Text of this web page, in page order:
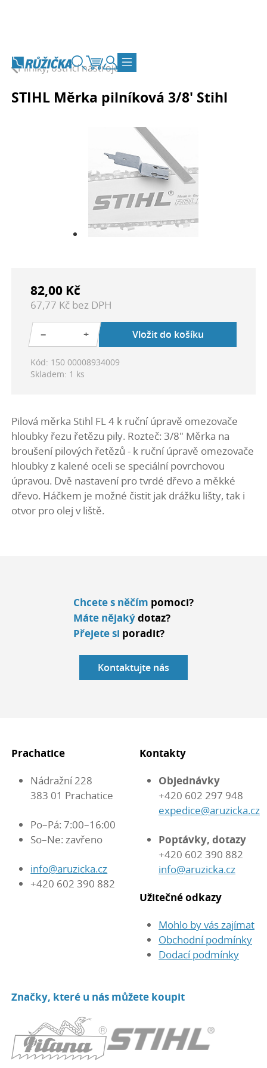
Vyhledávání
KošíkZákaznický účet
Přepnout navigaci
Pilníky, ostřící nástroje
STIHL Měrka pilníková 3/8' Stihl
82,00 Kč
67,77 Kč bez DPH
− + Vložit do košíku
Kód: 150 00008934009
Skladem: 1 ks
Pilová měrka Stihl FL 4 k ruční úpravě omezovače
hloubky řezu řetězu pily. Rozteč: 3/8" Měrka na
broušení pilových řetězů - k ruční úpravě omezovače
hloubky z kalené oceli se speciální povrchovou
úpravou. Dvě nastavení pro tvrdé dřevo a měkké
dřevo. Háčkem je možné čistit jak drážku lišty, tak i
otvor pro olej v liště.
Chcete s něčím pomoci?
Máte nějakýdotaz?
Přejete si poradit?
Kontaktujte nás
Prachatice
Nádražní 228
383 01 Prachatice
Po–Pá: 7:00–16:00
So–Ne: zavřeno
info@aruzicka.cz
+420 602 390 882
Kontakty
Objednávky
+420 602 297 948
expedice@aruzicka.cz
Poptávky, dotazy
+420 602 390 882
info@aruzicka.cz
Užitečné odkazy
Mohlo by vás zajímat
Obchodní podmínky
Dodací podmínky
Značky, které u nás můžete koupit